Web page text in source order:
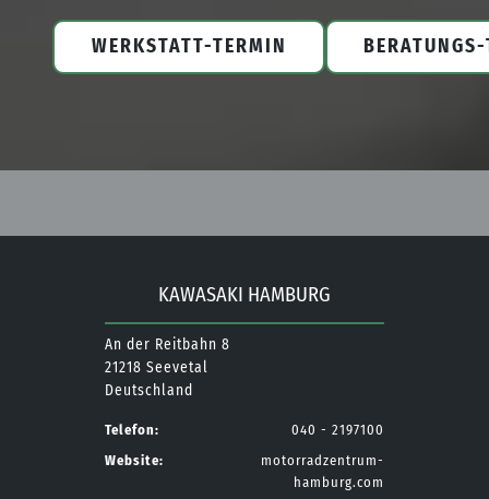
WERKSTATT-TERMIN
KAWASAKI HAMBURG
An der Reitbahn 8
21218 Seevetal
Deutschland
Telefon:
040 - 2197100
Website:
motorradzentrum-
hamburg.com